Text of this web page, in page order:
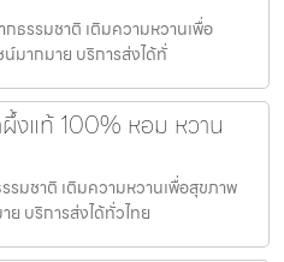
ธรรมชาติ เติมความหวานเพื่อ
มากมาย บริการส่งได้ทั่
งแท้ 100% หอม หวาน
มชาติ เติมความหวานเพื่อสุขภาพ
ย บริการส่งได้ทั่วไทย